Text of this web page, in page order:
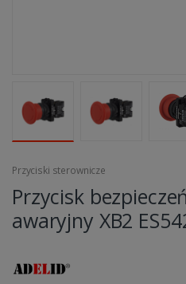
Przyciski sterownicze
Przycisk
awaryjny XB2